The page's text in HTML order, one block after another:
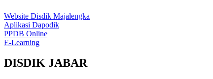
Website Disdik Majalengka
Aplikasi Dapodik
PPDB Online
E-Learning
DISDIK JABAR